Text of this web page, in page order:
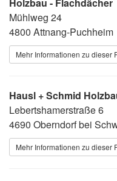
Mühlweg 24
4800 Attnang-Puchheim
Mehr Informationen zu dieser
Hausl + Schmid
Lebertshamerstraße 6
4690 Oberndorf bei
Mehr Informationen zu dieser